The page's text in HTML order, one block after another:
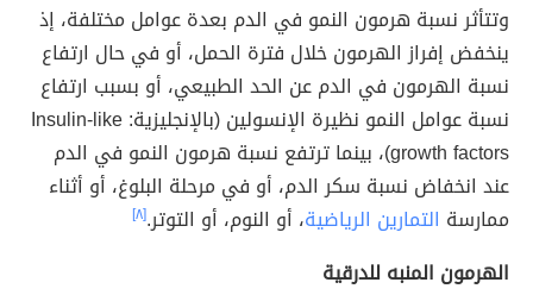
وتتأثر نسبة هرمون النمو في الدم بعدة عوامل مختلفة، إذ
ينخفض إفراز الهرمون خلال فترة الحمل، أو في حال ارتفاع
نسبة الهرمون في الدم عن الحد الطبيعي، أو بسبب ارتفاع
نسبة عوامل النمو نظيرة الإنسولين (بالإنجليزية: Insulin-like
growth factors)، بينما ترتفع نسبة هرمون النمو في الدم
عند انخفاض نسبة سكر الدم، أو في مرحلة البلوغ، أو أثناء
ممارسة التمارين الرياضية، أو النوم، أو التوتر.[٨]
الهرمون المنبه للدرقية